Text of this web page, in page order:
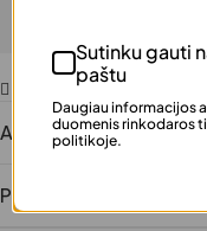
Pridėti į norų sąrašą
Aprašymas
Papildoma informacija
Sutinku gauti
paštu
Daugiau informacijos
duomenis rinkodaros
politikoje.